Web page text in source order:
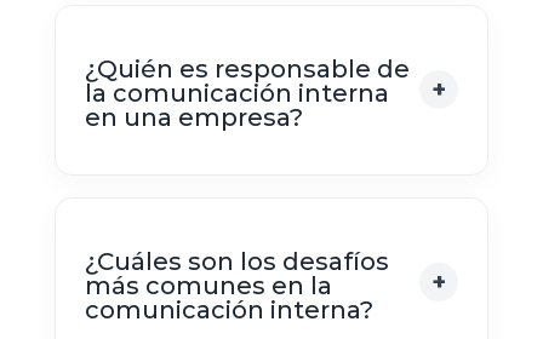
¿Quién es responsable de
la comunicación interna
en una empresa?
¿Cuáles son los desafíos
más comunes en la
comunicación interna?